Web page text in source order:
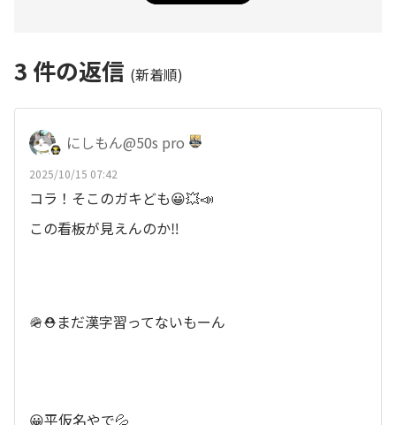
3 件の返信 (新着順)
にしもん@50s pro
2025/10/15 07:42
コラ！そこのガキども😀💥📣
この看板が見えんのか‼️
🪖⛑️まだ漢字習ってないもーん
😀平仮名やで💦